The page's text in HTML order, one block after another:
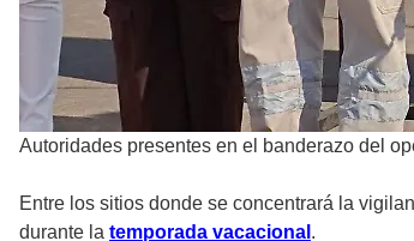
Autoridades presentes en el banderazo del
Entre los sitios donde se concentrará la
durante la temporada vacacional .